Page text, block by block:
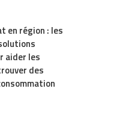
en région : les
aider les
des